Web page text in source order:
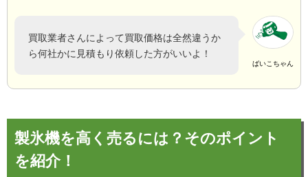
ばいこちゃん
買取業者さんによって買取価格は全然違うか
ら何社かに見積もり依頼した方がいいよ！
製氷機を高く売るには？そのポイント
を紹介！